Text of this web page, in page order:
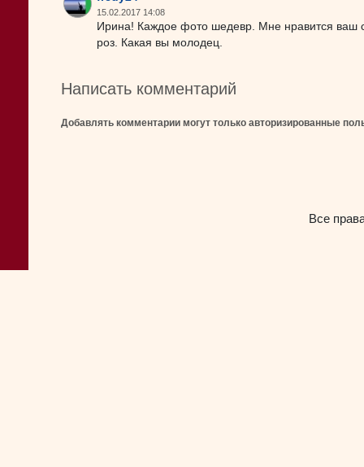
15.02.2017 14:08
Ирина! Каждое фото шедевр. Мне нравится ваш
роз. Какая вы молодец.
Написать комментарий
Добавлять комментарии могут только авторизированные
Все